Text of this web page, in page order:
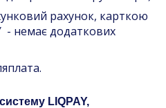
рахунок, карткою
- немає додаткових
LIQPAY,